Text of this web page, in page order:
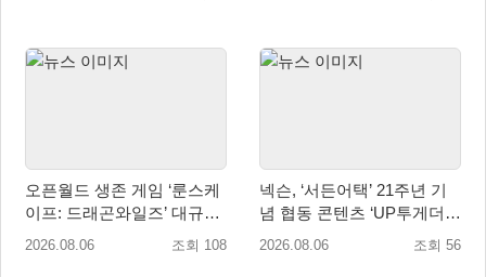
오픈월드 생존 게임 ‘룬스케
이프: 드래곤와일즈’ 대규모
유저 편의성 개선 및 사이드
2026.08.06 조회 108
넥슨, ‘서든어택’ 21주년 기
념 협동 콘텐츠 ‘UP투게더’
업데이트
2026.08.06 조회 56